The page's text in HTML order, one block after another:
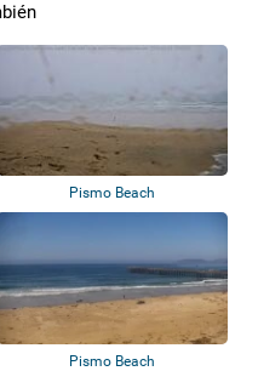
Pismo Beach
Pismo Beach